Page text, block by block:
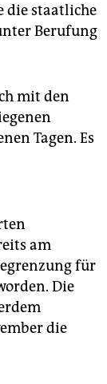
die staatliche
Berufung
mit den
Tagen. Es
am
für
Die
die